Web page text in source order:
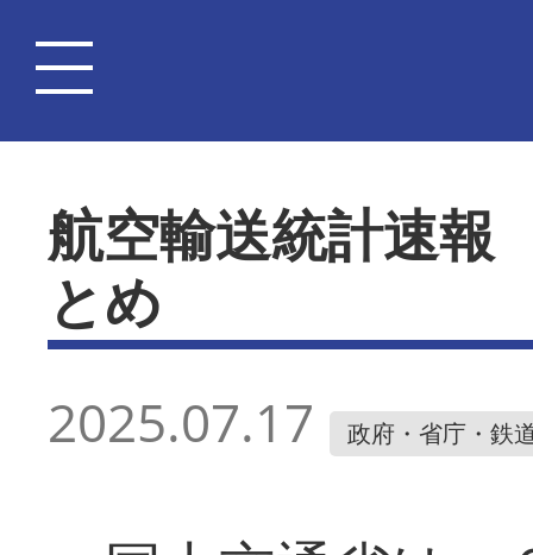
航空輸送統計速
とめ
2025.07.17 政府・省庁・鉄